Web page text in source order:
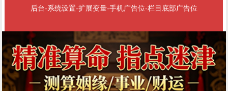
后台-系统设置-扩展变量-手机广告位-栏目底部广告位